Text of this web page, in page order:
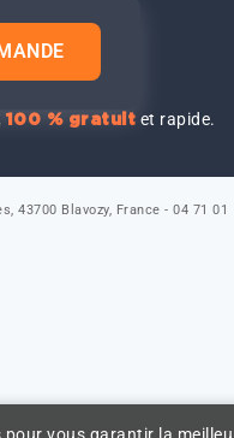
100 % gratuit et rapide.
43700 Blavozy, France - 04 71 01